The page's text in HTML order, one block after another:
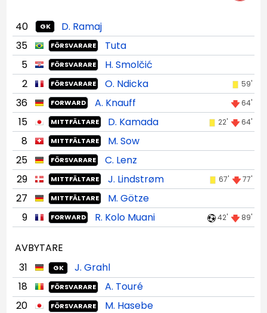
40 GK
D. Ramaj
35
FÖRSVARARE
Tuta
5
FÖRSVARARE
H. Smolčić
2
FÖRSVARARE O. Ndicka 59'
36 FORWARD A. Knauff 64'
15 MITTFÄLTARE D. Kamada 22' 64'
8 MITTFÄLTARE
M. Sow
25
FÖRSVARARE
C. Lenz
29
MITTFÄLTARE J. Lindstrøm 67' 77'
27 MITTFÄLTARE
M. Götze
9
FORWARD R. Kolo Muani 42' 89'
AVBYTARE
31
GK
J. Grahl
18
FÖRSVARARE
A. Touré
20
FÖRSVARARE M. Hasebe